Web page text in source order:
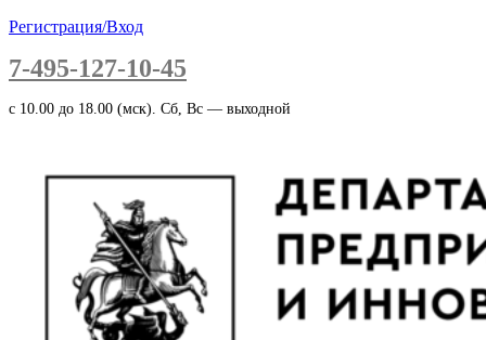
Регистрация/Вход
7-495-127-10-45
c 10.00 до 18.00 (мск). Сб, Вс — выходной